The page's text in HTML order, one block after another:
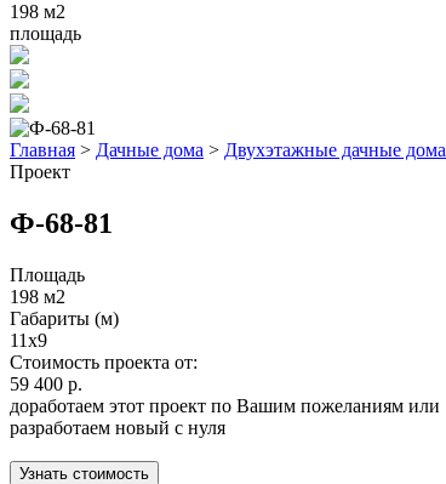
198 м2
площадь
Главная > Дачные дома > Двухэтажные дачные дома
Проект
Ф-68-81
Площадь
198 м2
Габариты (м)
11x9
Стоимость проекта от:
59 400 р.
доработаем этот проект по Вашим пожеланиям или
разработаем новый с нуля
Узнать стоимость